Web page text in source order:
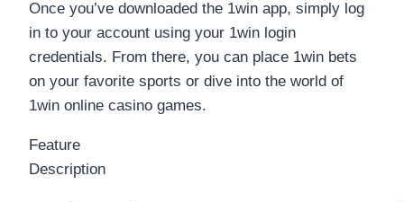
Once you’ve downloaded the 1win app, simply log
in to your account using your 1win login
credentials. From there, you can place 1win bets
on your favorite sports or dive into the world of
1win online casino games.
Feature
Description